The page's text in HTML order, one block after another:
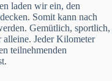
laden wir ein, den
Somit kann nach
Gemütlich, sportlich,
Jeder Kilometer
teilnehmenden